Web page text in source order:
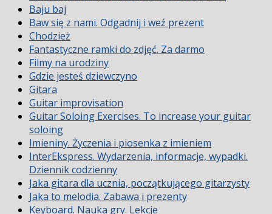
Baju baj
Baw się z nami. Odgadnij i weź prezent
Chodzież
Fantastyczne ramki do zdjęć. Za darmo
Filmy na urodziny
Gdzie jesteś dziewczyno
Gitara
Guitar improvisation
Guitar Soloing Exercises. To increase your guitar
soloing
Imieniny. Życzenia i piosenka z imieniem
InterEkspress. Wydarzenia, informacje, wypadki.
Dziennik codzienny
Jaka gitara dla ucznia, początkującego gitarzysty
Jaka to melodia. Zabawa i prezenty
Keyboard. Nauka gry. Lekcje